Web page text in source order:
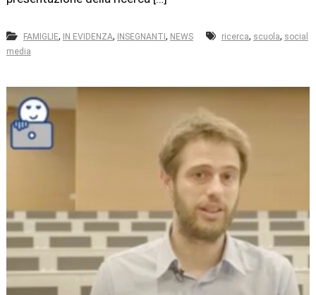
FAMIGLIE, IN EVIDENZA, INSEGNANTI , NEWS ricerca, scuola, social
media